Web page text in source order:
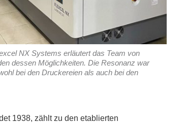
NX Systems erläutert das Team von
dessen Möglichkeiten. Die Resonanz war
bei den Druckereien als auch bei den
1938, zählt zu den etablierten